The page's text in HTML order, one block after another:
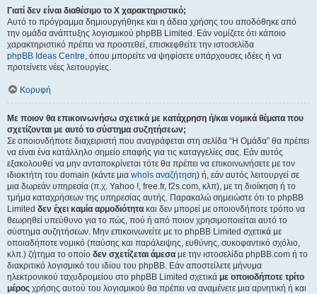
Γιατί δεν είναι διαθέσιμο το Χ χαρακτηριστικό;
Αυτό το πρόγραμμα δημιουργήθηκε και η άδεια χρήσης του αποδόθηκε από
την ομάδα ανάπτυξης λογισμικού phpBB Limited. Εάν νομίζετε ότι κάποιο
χαρακτηριστικό πρέπει να προστεθεί, επισκεφθείτε την ιστοσελίδα
phpBB Ideas Centre, όπου μπορείτε να ψηφίσετε υπάρχουσες ιδέες ή να
προτείνετε νέες λειτουργίες.
Κορυφή
Με ποιον θα επικοινωνήσω σχετικά με κατάχρηση ή/και νομικά θέματα που
σχετίζονται με αυτό το σύστημα συζητήσεων;
Σε οποιονδήποτε διαχειριστή που αναγράφεται στη σελίδα “Η Ομάδα” θα πρέπει
να είναι ένα κατάλληλο σημείο επαφής για τις καταγγελίες σας. Εάν αυτός
εξακολουθεί να μην ανταποκρίνεται τότε θα πρέπει να επικοινωνήσετε με τον
ιδιοκτήτη του domain (κάντε μια whois αναζήτηση) ή, εάν αυτός λειτουργεί σε
μια δωρεάν υπηρεσία (π.χ. Yahoo !, free.fr, f2s.com, κλπ), με τη διοίκηση ή το
τμήμα καταχρήσεων της υπηρεσίας αυτής. Παρακαλώ σημειώστε ότι το phpBB
Limited δεν έχει καμία αρμοδιότητα και δεν μπορεί με οποιονδήποτε τρόπο να
θεωρηθεί υπεύθυνο για το πώς, πού ή από ποιον χρησιμοποιείται αυτό το
σύστημα συζητήσεων. Μην επικοινωνείτε με το phpBB Limited σχετικά με
οποιαδήποτε νομικό (παύσης και παράλειψης, ευθύνης, συκοφαντικό σχόλιο,
κλπ.) ζήτημα το οποίο δεν σχετίζεται άμεσα με την ιστοσελίδα phpBB.com ή το
διακριτικό λογισμικό του ιδίου του phpBB. Εάν αποστείλετε μήνυμα
ηλεκτρονικού ταχυδρομείου στο phpBB Limited σχετικά με οποιοδήποτε τρίτο
μέρος χρήσης αυτού του λογισμικού θα πρέπει να αναμένετε μια αρνητική ή και